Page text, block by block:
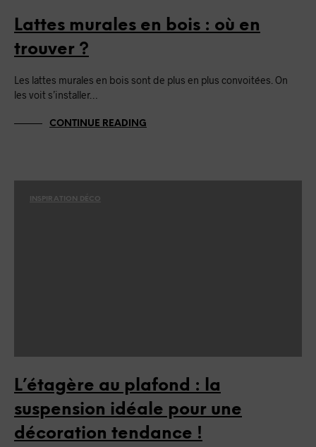
Lattes murales en bois : où en
trouver ?
Les lattes murales en bois sont de plus en plus convoitées. On
les voit s’installer…
CONTINUE READING
INSPIRATION DÉCO
L’étagère au plafond : la
suspension idéale pour une
décoration tendance !